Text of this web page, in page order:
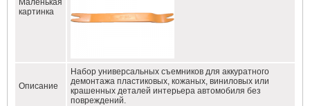
Маленькая
картинка
Описание
Набор универсальных съемников для аккуратного
демонтажа пластиковых, кожаных, виниловых или
крашенных деталей интерьера автомобиля без
повреждений.